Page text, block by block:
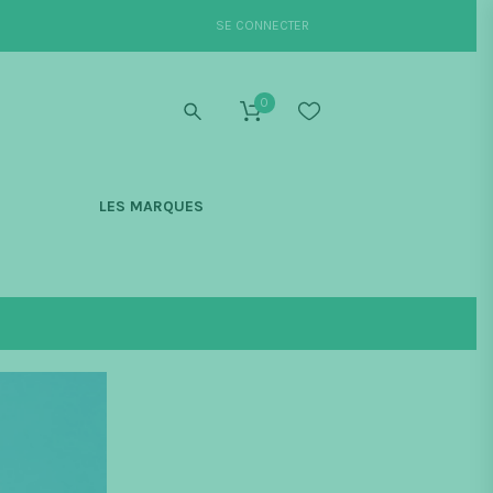
SE CONNECTER
0
LES MARQUES